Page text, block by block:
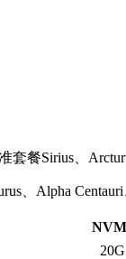
套餐Sirius、
、Alpha Centauri
20G